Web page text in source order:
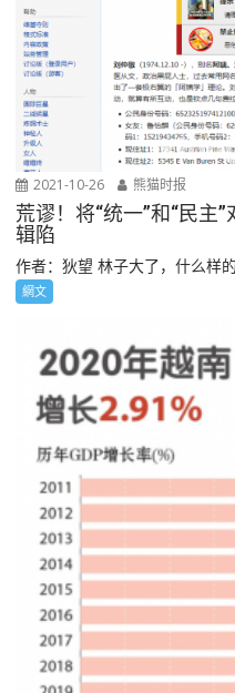
2021-10-26 熊猫时报
荒谬！将“统一”和“民主
辑陷
作者：狄望 林子大了，什么样
網文